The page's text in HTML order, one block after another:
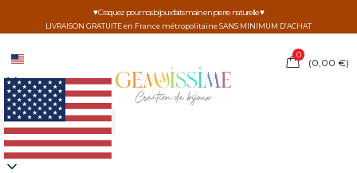
♥ Craquez pour nos bijoux faits main en pierre naturelle ♥
LIVRAISON GRATUITE en France métropolitaine SANS MINIMUM D’ACHAT
0
(0,00€)